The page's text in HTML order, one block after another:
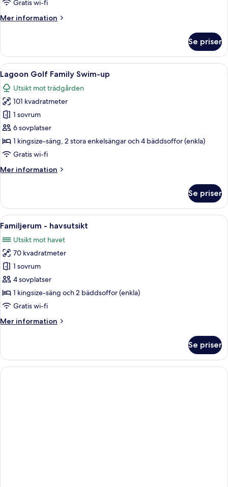
Gratis wi-fi
Mer information
Mer
-
bubbelbad
Se priser
Öppna
alla
foton
för
Lagoon
Golf
Family
Swim-
En rektangulär swimmingpool med
5
Lagoon Golf Family Swim-up
Utsikt mot trädgården
101 kvadratmeter
1 sovrum
6 sovplatser
1 kingsize-säng, 2 stora enkelsängar och 4 bäddsoffor (enkla)
Gratis wi-fi
Mer information
Mer
Golf
Family
Swim-
Se priser
Öppna
alla
foton
för
Familjerum
-
havsutsikt
En balkong med två stolar och ett
5
Familjerum - havsutsikt
Utsikt mot havet
70 kvadratmeter
1 sovrum
4 sovplatser
1 kingsize-säng och 2 bäddsoffor (enkla)
Gratis wi-fi
Mer information
Mer
-
havsutsikt
Se priser